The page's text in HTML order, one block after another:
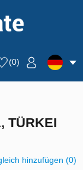
(0)
TÜRKEI
hinzufügen (0)